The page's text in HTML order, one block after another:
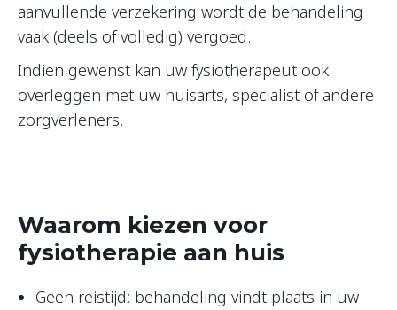
aanvullende verzekering wordt de behandeling
vaak (deels of volledig) vergoed.
Indien gewenst kan uw fysiotherapeut ook
overleggen met uw huisarts, specialist of andere
zorgverleners.
Waarom kiezen voor
fysiotherapie aan huis
Geen reistijd: behandeling vindt plaats in uw